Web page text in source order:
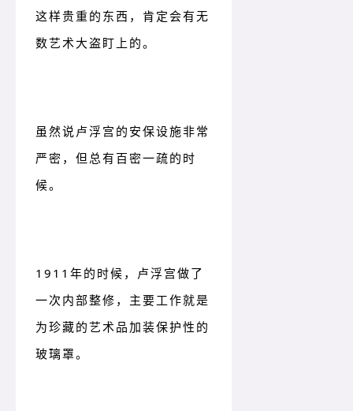
这样贵重的东西，肯定会有无
数艺术大盗盯上的。
虽然说卢浮宫的安保设施非常
严密，但总有百密一疏的时
候。
1911年的时候，卢浮宫做了
一次内部整修，主要工作就是
为珍藏的艺术品加装保护性的
玻璃罩。